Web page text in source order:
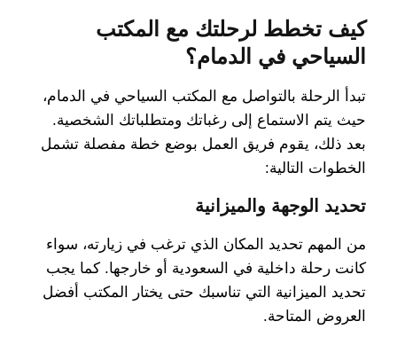
كيف تخطط لرحلتك مع المكتب
السياحي في الدمام؟
تبدأ الرحلة بالتواصل مع المكتب السياحي في الدمام،
حيث يتم الاستماع إلى رغباتك ومتطلباتك الشخصية.
بعد ذلك، يقوم فريق العمل بوضع خطة مفصلة تشمل
الخطوات التالية:
تحديد الوجهة والميزانية
من المهم تحديد المكان الذي ترغب في زيارته، سواء
كانت رحلة داخلية في السعودية أو خارجها. كما يجب
تحديد الميزانية التي تناسبك حتى يختار المكتب أفضل
العروض المتاحة.